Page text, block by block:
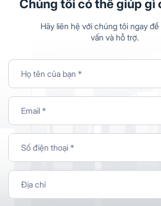
Chúng tôi có thể giúp gì
Hãy liên hệ với chúng tôi ngay
vấn và hỗ trợ.